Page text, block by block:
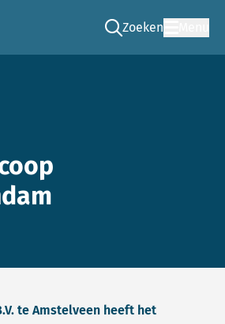
Zoeken
Ga naar de zoek
te Amstelveen heeft het